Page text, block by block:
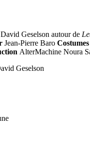
David Geselson autour de
Jean-Pierre Baro Costumes
AlterMachine Noura
Geselson